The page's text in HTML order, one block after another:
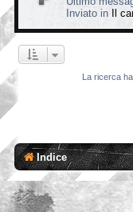
Inviato in
Il
La ricerca
Indice